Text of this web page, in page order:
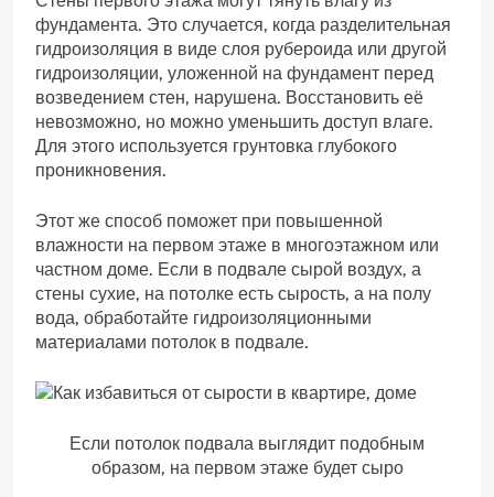
фундамента. Это случается, когда разделительная
гидроизоляция в виде слоя рубероида или другой
гидроизоляции, уложенной на фундамент перед
возведением стен, нарушена. Восстановить её
невозможно, но можно уменьшить доступ влаге.
Для этого используется грунтовка глубокого
проникновения.
Этот же способ поможет при повышенной
влажности на первом этаже в многоэтажном или
частном доме. Если в подвале сырой воздух, а
стены сухие, на потолке есть сырость, а на полу
вода, обработайте гидроизоляционными
материалами потолок в подвале.
Если потолок подвала выглядит подобным
образом, на первом этаже будет сыро